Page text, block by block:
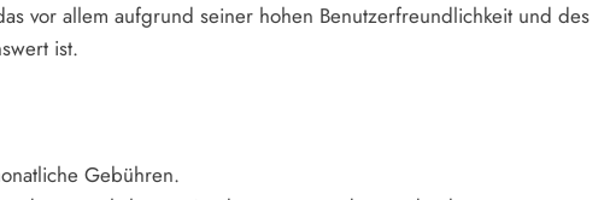
vor allem aufgrund seiner hohen Benutzerfreundlichkeit und des
ist.
Gebühren.